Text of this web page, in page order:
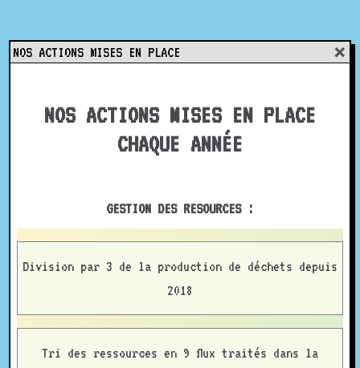
NOS ACTIONS MISES EN PLACE +
NOS ACTIONS MISES EN PLACE
CHAQUE ANNÉE
GESTION DES RESOURCES :
Division par 3 de la production de déchets depuis
2018
Tri des ressources en 9 flux traités dans la